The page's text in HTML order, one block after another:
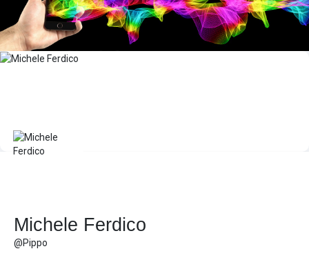
Michele Ferdico
@Pippo